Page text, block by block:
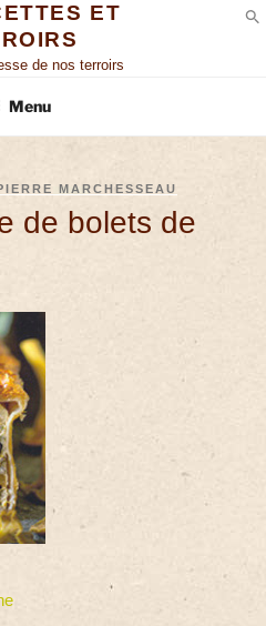
ET
de nos terroirs
Menu
MARCHESSEAU
de bolets de